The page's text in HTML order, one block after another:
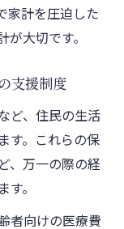
家計を圧迫した
大切です。
支援制度
ど、住民の生活
す。これらの保
、万一の際の経
。
者向けの医療費